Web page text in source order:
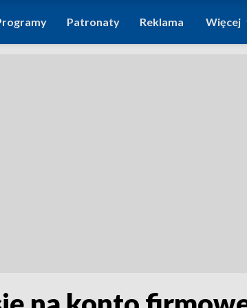
Patronaty Reklama Więcej